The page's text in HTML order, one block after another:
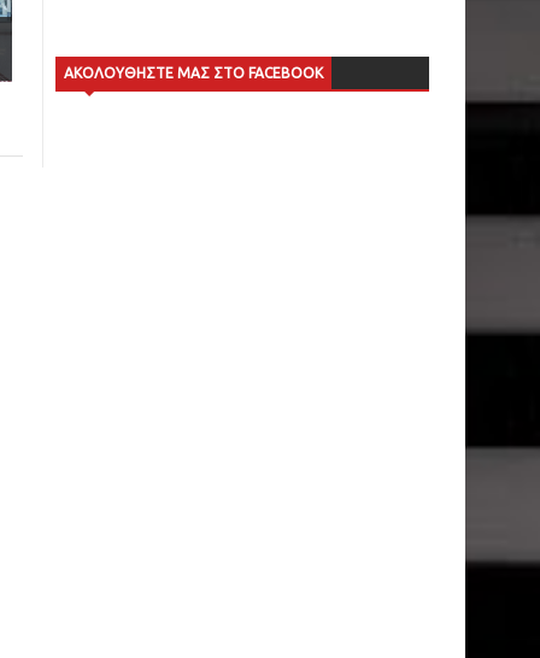
ΑΚΟΛΟΥΘΗΣΤΕ ΜΑΣ ΣΤΟ FACEBOOK